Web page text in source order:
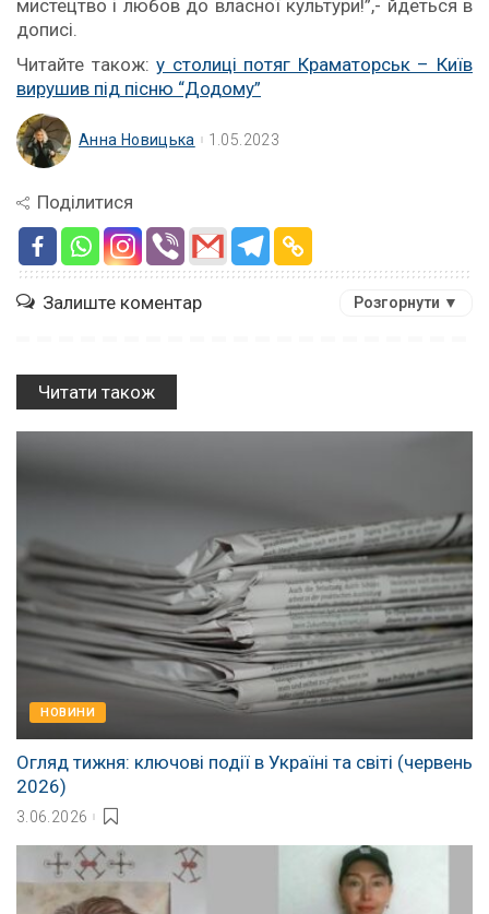
мистецтво і любов до власної культури!”,- йдеться в
дописі.
Читайте також:у столиці потяг Краматорськ – Київ
вирушив під пісню “Додому”
Анна Новицька 1.05.2023
Поділитися
Залиште коментар Розгорнути ▼
Читати також
НОВИНИ
Огляд тижня: ключові події в Україні та світі (червень
2026)
3.06.2026